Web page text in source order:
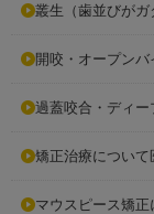
叢生（歯並びがガ
開咬・オープンバ
過蓋咬合・ディー
矯正治療について
マウスピース矯正